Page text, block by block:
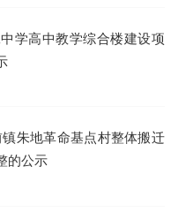
学高中教学综合楼建设项
朱地革命基点村整体搬迁
的公示